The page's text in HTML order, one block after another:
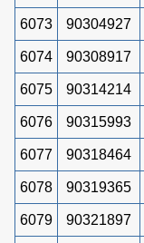
6073 90304927
6074 90308917
6075 90314214
6076 90315993
6077 90318464
6078 90319365
6079 90321897